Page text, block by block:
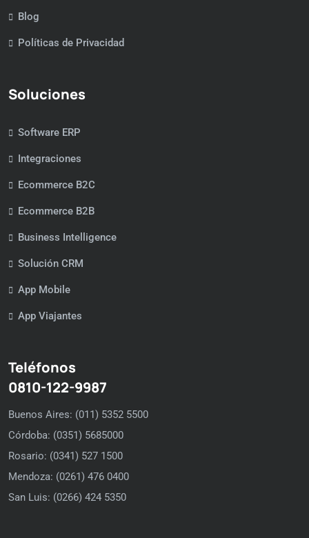
Blog
Políticas de Privacidad
Soluciones
Software ERP
Integraciones
Ecommerce B2C
Ecommerce B2B
Business Intelligence
Solución CRM
App Mobile
App Viajantes
Teléfonos
0810-122-9987
Buenos Aires: (011) 5352 5500
Córdoba: (0351) 5685000
Rosario: (0341) 527 1500
Mendoza: (0261) 476 0400
San Luis: (0266) 424 5350